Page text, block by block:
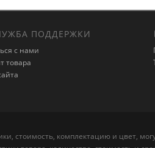
ПОДДЕРЖКИ
с нами
товара
стоимость, комплектацию и цвет,